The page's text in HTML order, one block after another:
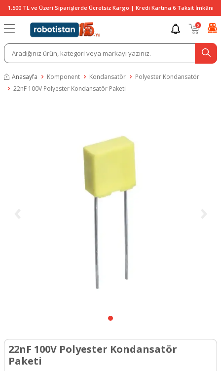
1.500 TL ve Üzeri Siparişlerde Ücretsiz Kargo | Kredi Kartına 6 Taksit İmkânı
0
Anasayfa Komponent Kondansatör
Polyester Kondansatör
22nF 100V Polyester Kondansatör Paketi
22nF 100V Polyester Kondansatör
Paketi